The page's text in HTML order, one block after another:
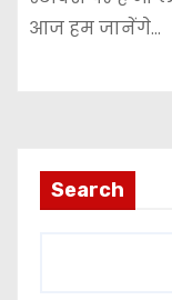
आज हम जानेंगे…
Search